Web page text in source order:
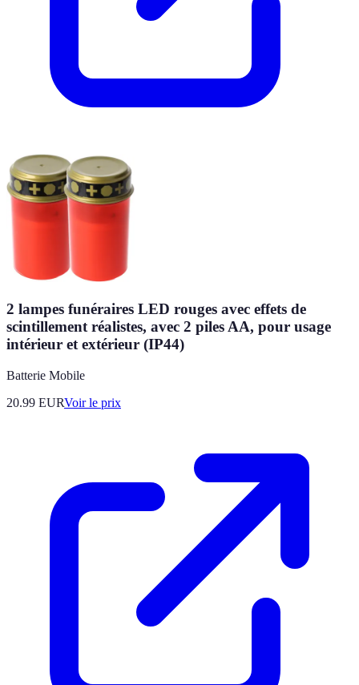
2 lampes funéraires LED rouges avec effets de
scintillement réalistes, avec 2 piles AA, pour usage
intérieur et extérieur (IP44)
Batterie Mobile
20.99 EURVoir le prix